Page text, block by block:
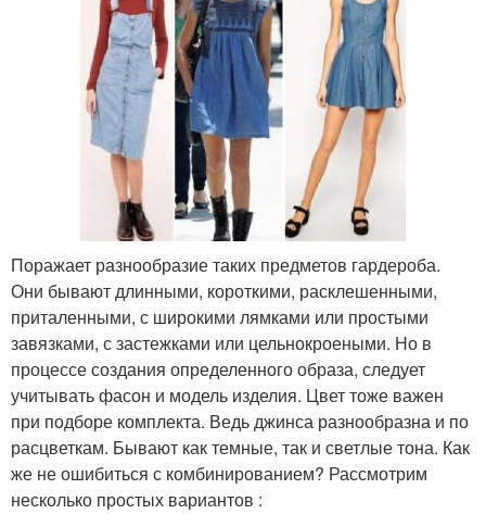
Поражает разнообразие таких предметов гардероба.
Они бывают длинными, короткими, расклешенными,
приталенными, с широкими лямками или простыми
завязками, с застежками или цельнокроеными. Но в
процессе создания определенного образа, следует
учитывать фасон и модель изделия. Цвет тоже важен
при подборе комплекта. Ведь джинса разнообразна и по
расцветкам. Бывают как темные, так и светлые тона. Как
же не ошибиться с комбинированием? Рассмотрим
несколько простых вариантов :